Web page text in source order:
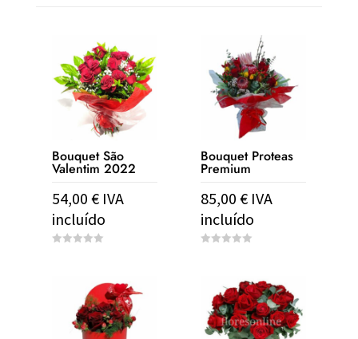
Bouquet São
Valentim 2022
54,00 € IVA
incluído
Bouquet Proteas
Premium
85,00€ IVA
incluído